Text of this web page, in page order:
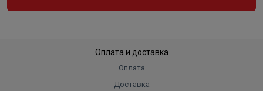
Оплата и доставка
Оплата
Доставка